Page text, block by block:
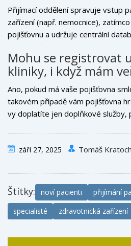
Přijímací oddělení spravuje vstup
zařízení (např. nemocnice),
pojišťovnu a udržuje centrální
pojištěnců.
Mohu se registrovat
kliniky, i když mám
Ano, pokud má vaše pojišťovna
takovém případě vám pojišťovna
vy doplatíte jen doplňkové služby,
září 27, 2025 Tomáš
Štítky: noví pacienti přijímání
specialisté
zdravotnická zařízení